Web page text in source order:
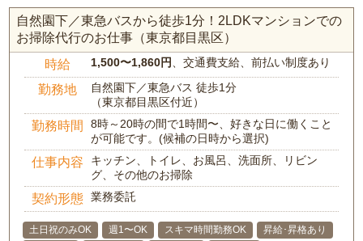
自然園下／東急バスから徒歩1分！2LDKマンションでの
お掃除代行のお仕事（東京都目黒区）
時給 1,500〜1,860円 、交通費支給、前払い制度あり
勤務地
自然園下／東急バス 徒歩1分
（東京都目黒区付近）
勤務時間
8時～20時の間で1時間〜、好きな日に働くこと
が可能です。(候補の日時から選択)
仕事内容
キッチン、トイレ、お風呂、洗面所、リビン
グ、その他のお掃除
契約形態 業務委託
土日祝のみOK 週1〜OK スキマ時間勤務OK
昇給･昇格あり